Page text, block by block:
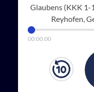
Glaubens (KKK 1-
Reyhofen,
00:00:00